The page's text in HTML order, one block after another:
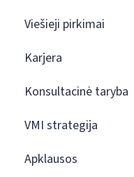
Viešieji pirkimai
Karjera
Konsultacinė taryba
VMI strategija
Apklausos